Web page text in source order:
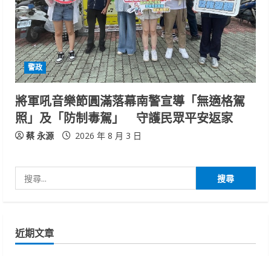
警政
將軍吼音樂節圓滿落幕南警宣導「無適格駕
照」及「防制毒駕」 守護民眾平安返家
蔡 永源 2026 年 8 月 3 日
尋
字:
近期文章